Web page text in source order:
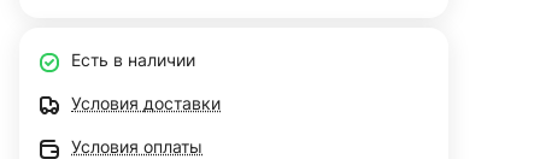
Есть в наличии
Условия доставки
Условия оплаты